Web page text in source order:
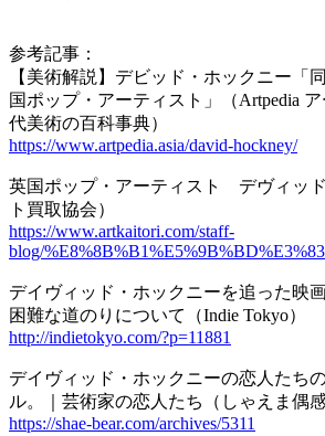
参考記事：
【美術解説】デビッド・ホックニー「
国ポップ・アーティスト」（Artpedia
代美術の百科事典）
https://www.artpedia.asia/david-hockney/
英国ポップ・アーティスト デヴィッ
ト買取協会）
https://www.artkaitori.com/staff-
blog/
デイヴィッド・ホックニーを追った映画
困難な道のりについて（Indie Tokyo）
http://indietokyo.com/?p=11881
デイヴィッド・ホックニーの恋人たち
ル。｜芸術家の恋人たち（しゃえま偶感
https://shae-bear.com/archives/5311